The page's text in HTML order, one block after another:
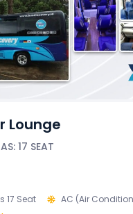
Lounge
17 SEAT
17 Seat
AC (Air